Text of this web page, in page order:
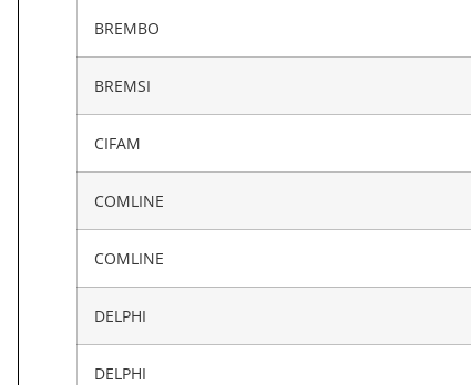
BREMBO
BREMSI
CIFAM
COMLINE
COMLINE
DELPHI
DELPHI